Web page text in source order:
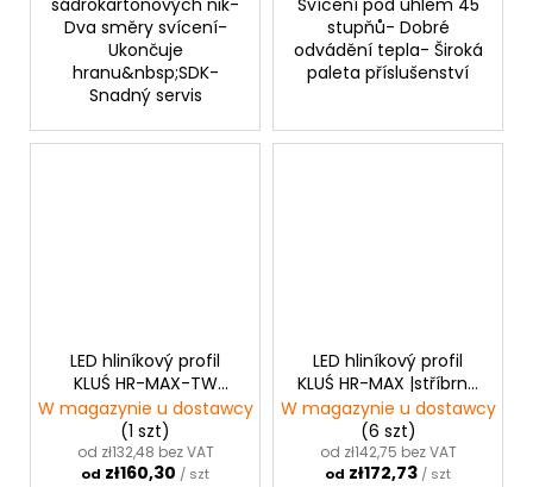
sádrokartonových nik-
Dva směry svícení-
Ukončuje
hranu&nbsp;SDK-
Snadný servis
Svícení pod úhlem 45
stupňů- Dobré
odvádění tepla- Široká
paleta příslušenství
LED hliníkový profil
KLUŚ HR-MAX-TW
|neanodizovaný
W magazynie u dostawcy
(1 szt)
od zł132,48 bez VAT
od zł160,30 / szt
LED hliníkový profil
KLUŚ HR-MAX |stříbrná
anoda
W magazynie u dostawcy
(6 szt)
od zł142,75 bez VAT
od zł172,73 / szt